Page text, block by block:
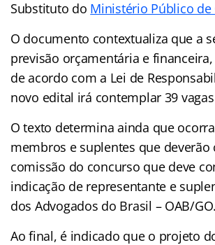
Substituto do Ministério Público de
O documento contextualiza que a
previsão orçamentária e
de acordo com a Lei de
novo edital irá contemplar 39
O texto determina ainda que
membros e suplentes que deverão
comissão do concurso que deve
indicação de representante e
dos Advogados do Brasil – OAB/GO.
Ao final, é indicado que o projeto